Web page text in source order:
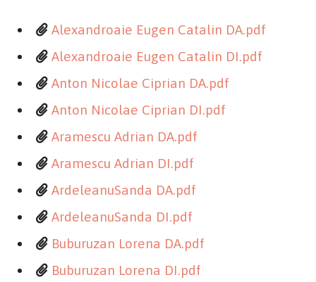
Alexandroaie Eugen Catalin DA.pdf
Alexandroaie Eugen Catalin DI.pdf
Anton Nicolae Ciprian DA.pdf
Anton Nicolae Ciprian DI.pdf
Aramescu Adrian DA.pdf
Aramescu Adrian DI.pdf
ArdeleanuSanda DA.pdf
ArdeleanuSanda DI.pdf
Buburuzan Lorena DA.pdf
Buburuzan Lorena DI.pdf